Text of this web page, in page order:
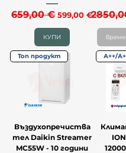
Редовна цена
659,00 € Продажна цена
599,00 €
КУПИ
Топ продукт
Въздухопречиства
тел Daikin Streamer
MC55W - 10 години
А++/А+